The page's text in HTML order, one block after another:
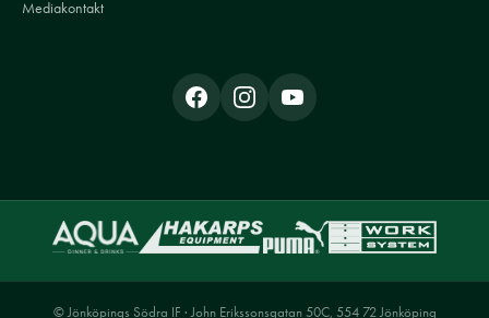
Mediakontakt
© Jönköpings Södra IF · John Erikssonsgatan 50C, 554 72 Jönköping